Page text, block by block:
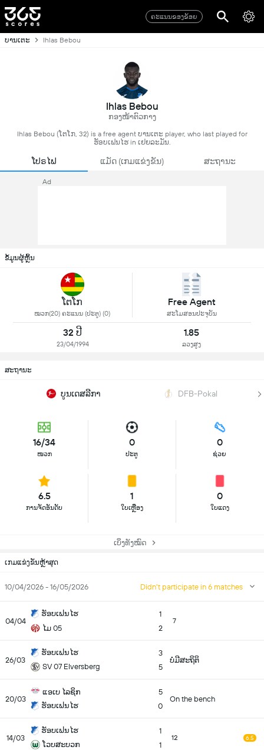
ຄະແນນຂອງຂ້ອຍ
ບານເຕະ Ihlas Bebou
Ihlas Bebou
ກອງໜ້າຕົວກາງ
Ihlas Bebou (ໂຕໂກ, 32) is a free agent ບານເຕະ player, who last played for
ຮັອບເຟນໄຮ in ເຢຍລະມັນ.
ໂປຣໄຟ ແມັດ (ເກມແຂ່ງຂັນ) ສະຖານະ
Ad
ຂໍ້ມູນຜູ້ຫຼິ້ນ
ໂຕໂກ
ໝວກ(20) ຄະແນນ (ປະຕູ) (0)
Free Agent
ສະໂມສອນປະຈຸບັນ
32 ປີ
23/04/1994
1.85
ລວງສູງ
ສະຖານະ
ບູນເດສລີກາ DFB-Pokal
16/34
ໜວກ
0
ປະຕູ
0
ຊ່ວຍ
6.5
ການຈັດອັນດັບ
1
ໃບເຫຼືອງ
0
ໃບແດງ
ເບິ່ງທັງໝົດ
ເກມແຂ່ງຂັນຫຼ້າສຸດ
10/04/2026 - 16/05/2026 Didn't participate in 6 matches
04/04
ຮັອບເຟນໄຮ
ໄມ 05
1
2
7
26/03
ຮັອບເຟນໄຮ
SV 07 Elversberg
3
5
ບໍ່ມີສະຖິຕິ
20/03
ແອເບ ໄລຊິກ
ຮັອບເຟນໄຮ
5
0
On the bench
14/03
ຮັອບເຟນໄຮ
ໂວບສະບວກ
1
1
12 6.5